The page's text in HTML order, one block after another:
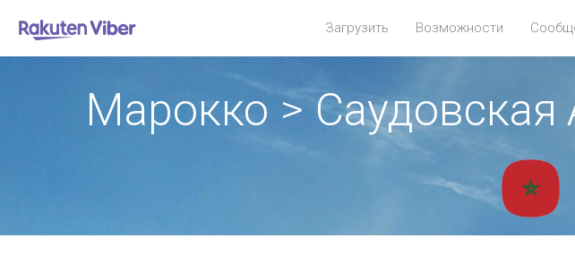
Загрузить Возможности
Марокко >